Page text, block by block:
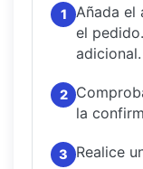
1
Añada el
el pedido.
adicional.
2
la
3 Realice